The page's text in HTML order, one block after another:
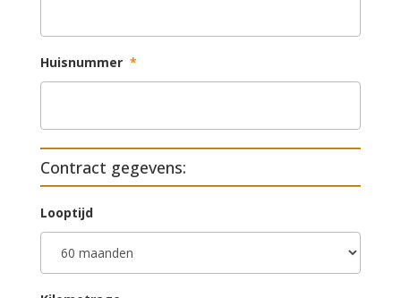
Huisnummer *
Contract gegevens:
Looptijd